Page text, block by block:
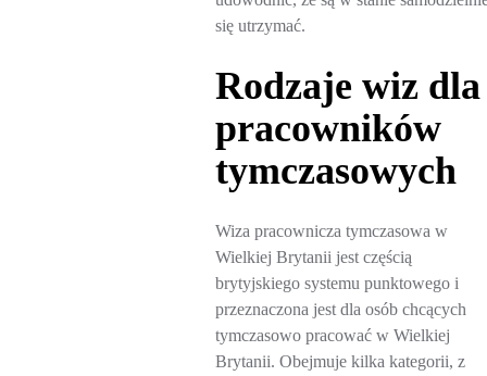
się utrzymać.
Rodzaje wiz dla
pracowników
tymczasowych
Wiza pracownicza tymczasowa w
Wielkiej Brytanii jest częścią
brytyjskiego systemu punktowego i
przeznaczona jest dla osób chcących
tymczasowo pracować w Wielkiej
Brytanii. Obejmuje kilka kategorii, z